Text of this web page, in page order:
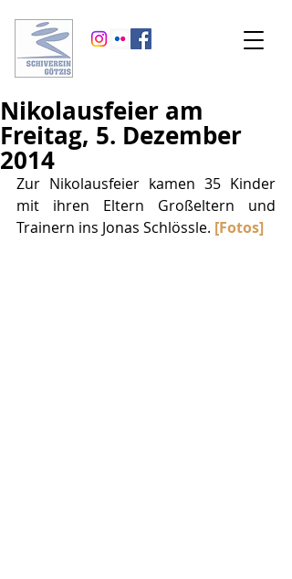
Nikolausfeier am
Freitag, 5. Dezember
2014
Zur Nikolausfeier kamen 35 Kinder
mit ihren Eltern Großeltern und
Trainern ins Jonas Schlössle. [Fotos]